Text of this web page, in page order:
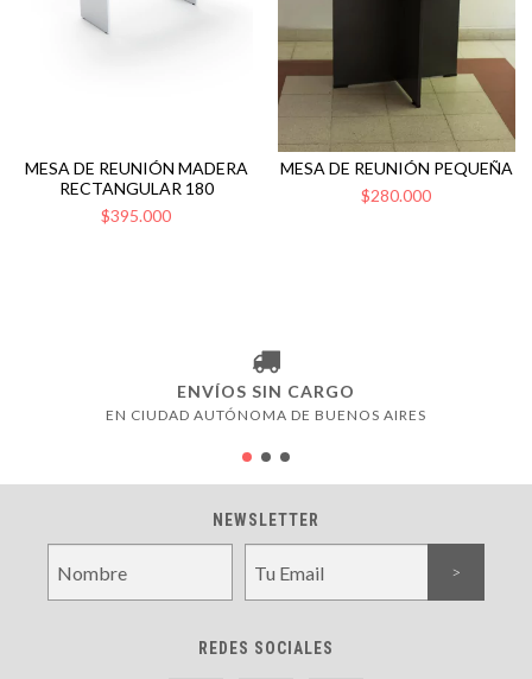
MESA DE REUNIÓN MADERA
RECTANGULAR 180
$395.000
MESA DE REUNIÓN PEQUEÑA
$280.000
ENVÍOS SIN CARGO
EN CIUDAD AUTÓNOMA DE BUENOS AIRES
NEWSLETTER
REDES SOCIALES